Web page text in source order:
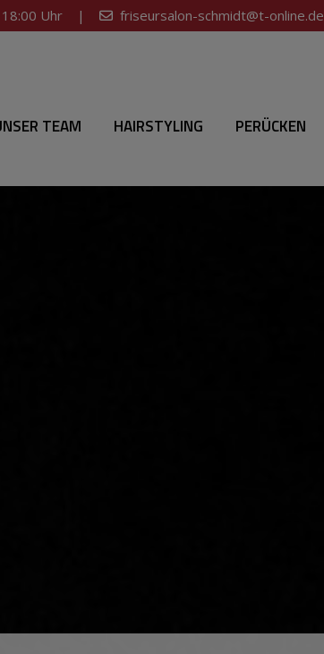
18:00 Uhr | friseursalon-schmidt@t-online.de
TEAM HAIRSTYLING PERÜCKEN